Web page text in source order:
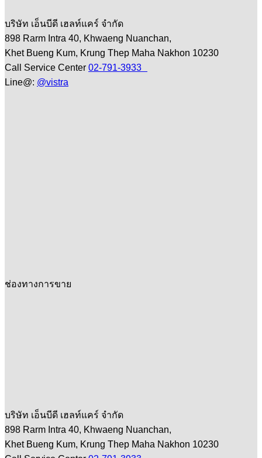
บริษัท เอ็นบีดี เฮลท์แคร์ จำกัด
898 Rarm Intra 40, Khwaeng Nuanchan,
Khet Bueng Kum, Krung Thep Maha Nakhon 10230
Call Service Center 02-791-3933
Line@: @vistra
ช่องทางการขาย
บริษัท เอ็นบีดี เฮลท์แคร์ จำกัด
898 Rarm Intra 40, Khwaeng Nuanchan,
Khet Bueng Kum, Krung Thep Maha Nakhon 10230